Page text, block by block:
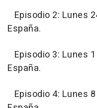
Episodio 2: Lunes
España.
Episodio 3: Lunes
España.
Episodio 4: Lunes